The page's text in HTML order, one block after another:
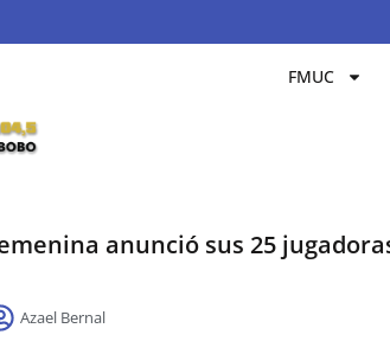
FMUC
anunció sus 25
Azael Bernal